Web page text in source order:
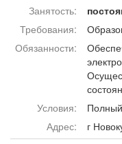
Занятость:
Требования:
Обязанности:
Условия:
Адрес:
г